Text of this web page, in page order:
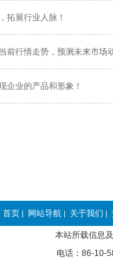
拓展行业人脉！
前行情走势，预测未来市场
企业的产品和形象！
首页 | 网站导航 | 关于我们 |
本站所载信息
电话：86-10-